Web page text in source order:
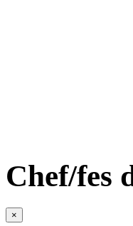
Chef/fes
×